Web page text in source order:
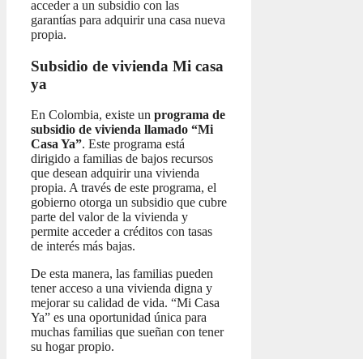
acceder a un subsidio con las
garantías para adquirir una casa nueva
propia.
Subsidio de vivienda Mi casa
ya
En Colombia, existe un programa de
subsidio de vivienda llamado “Mi
Casa Ya”. Este programa está
dirigido a familias de bajos recursos
que desean adquirir una vivienda
propia. A través de este programa, el
gobierno otorga un subsidio que cubre
parte del valor de la vivienda y
permite acceder a créditos con tasas
de interés más bajas.
De esta manera, las familias pueden
tener acceso a una vivienda digna y
mejorar su calidad de vida. “Mi Casa
Ya” es una oportunidad única para
muchas familias que sueñan con tener
su hogar propio.